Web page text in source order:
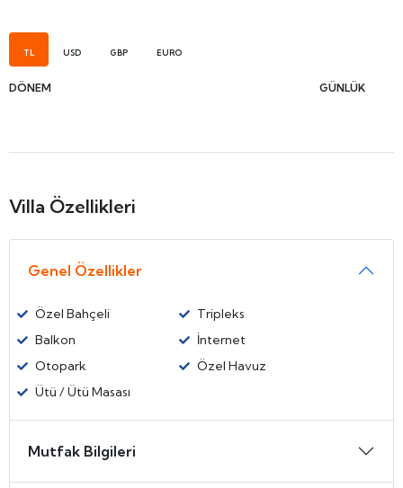
TL USD GBP EURO
DÖNEM GÜNLÜK
Villa Özellikleri
Genel Özellikler
Özel Bahçeli
Tripleks
Balkon
İnternet
Otopark
Özel Havuz
Ütü / Ütü Masası
Mutfak Bilgileri